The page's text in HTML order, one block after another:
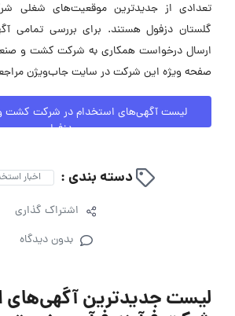
تعدادی از جدیدترین موقعیت‌های
گلستان دزفول هستند. برای بررسی تمامی
ارسال درخواست همکاری به شرکت کشت و
صفحه ویژه این شرکت در سایت جاب‌ویژن
لیست آگهی‌های استخدام در شرکت کشت
دزفول
دسته بندی : اخبار
اشتراک گذاری
بدون دیدگاه
لیست جدیدترین آگهی‌های